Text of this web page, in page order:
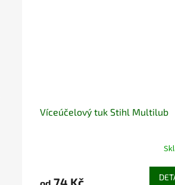
Víceúčelový tuk Stihl Multilub
od 74 Kč